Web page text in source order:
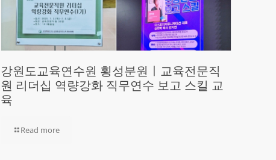
강원도교육연수원 횡성분원ㅣ교육전문직
원 리더십 역량강화 직무연수 보고 스킬 교
육
Read more